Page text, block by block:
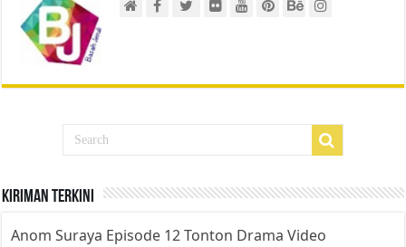
Kiriman Terkini
Anom Suraya Episode 12 Tonton Drama Video